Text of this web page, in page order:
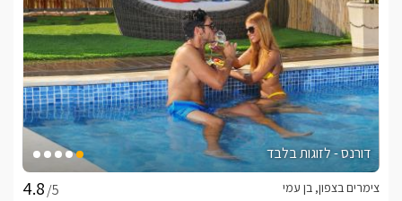
דורנס - לזוגות בלבד
/5
צימרים בצפון, בן עמי